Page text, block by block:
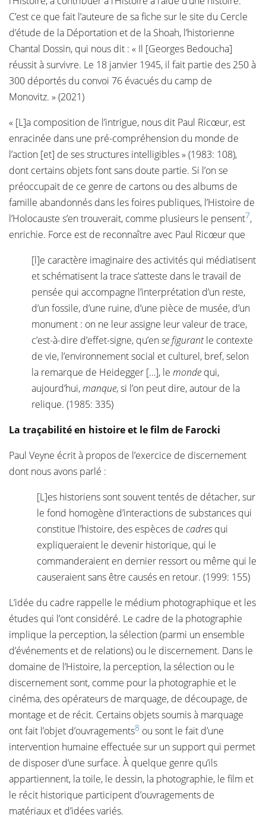
C’est ce que fait l’auteure de sa fiche sur le site du Cercle
d’étude de la Déportation et de la Shoah, l’historienne
Chantal Dossin, qui nous dit : « Il [Georges Bedoucha]
réussit à survivre. Le 18 janvier 1945, il fait partie des 250 à
300 déportés du convoi 76 évacués du camp de
Monovitz. » (2021)
« [L]a composition de l’intrigue, nous dit Paul Ricœur, est
enracinée dans une pré-compréhension du monde de
l’action [et] de ses structures intelligibles » (1983: 108),
dont certains objets font sans doute partie. Si l’on se
préoccupait de ce genre de cartons ou des albums de
famille abandonnés dans les foires publiques, l’Histoire de
l’Holocauste s’en trouverait, comme plusieurs le pensent7,
enrichie. Force est de reconnaître avec Paul Ricœur que
[l]e caractère imaginaire des activités qui médiatisent
et schématisent la trace s’atteste dans le travail de
pensée qui accompagne l’interprétation d’un reste,
d’un fossile, d’une ruine, d’une pièce de musée, d’un
monument : on ne leur assigne leur valeur de trace,
c’est-à-dire d’effet-signe, qu’ense figurantle contexte
de vie, l’environnement social et culturel, bref, selon
la remarque de Heidegger […], le mondequi,
aujourd’hui,manque, si l’on peut dire, autour de la
relique. (1985: 335)
La traçabilité en histoire et le film de Farocki
Paul Veyne écrit à propos de l’exercice de discernement
dont nous avons parlé :
[L]es historiens sont souvent tentés de détacher, sur
le fond homogène d’interactions de substances qui
constitue l’histoire, des espèces decadresqui
expliqueraient le devenir historique, qui le
commanderaient en dernier ressort ou même qui le
causeraient sans être causés en retour. (1999: 155)
L’idée du cadre rappelle le médium photographique et les
études qui l’ont considéré. Le cadre de la photographie
implique la perception, la sélection (parmi un ensemble
d’événements et de relations) ou le discernement. Dans le
domaine de l’Histoire, la perception, la sélection ou le
discernement sont, comme pour la photographie et le
cinéma, des opérateurs de marquage, de découpage, de
montage et de récit. Certains objets soumis à marquage
ont fait l’objet d’ouvragements8 ou sont le fait d’une
intervention humaine effectuée sur un support qui permet
de disposer d’une surface. À quelque genre qu’ils
appartiennent, la toile, le dessin, la photographie, le film et
le récit historique participent d’ouvragements de
matériaux et d’idées variés.